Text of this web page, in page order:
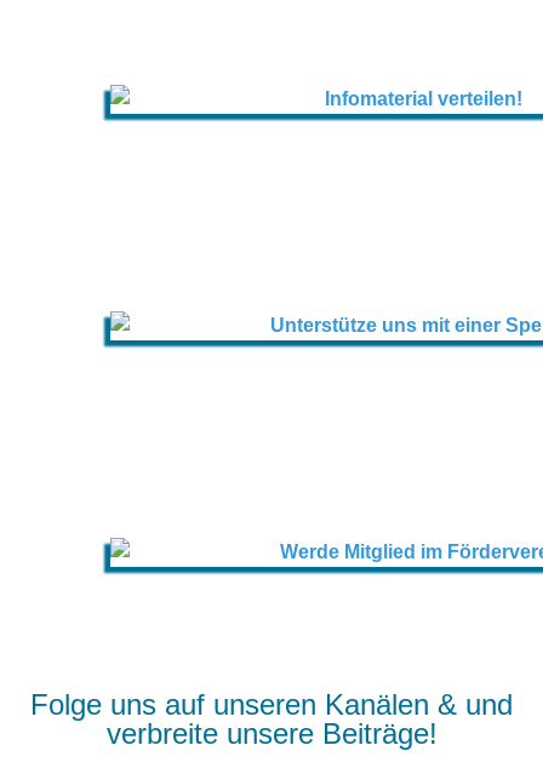
Folge uns auf unseren Kanälen & und
verbreite unsere Beiträge!